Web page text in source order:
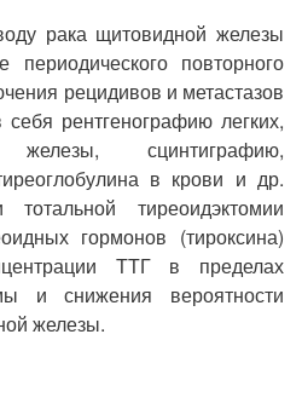
рака щитовидной железы
периодического повторного
рецидивов и метастазов
рентгенографию легких,
сцинтиграфию,
в крови и др.
тиреоидэктомии
гормонов (тироксина)
ТТГ в пределах
и снижения вероятности
железы.